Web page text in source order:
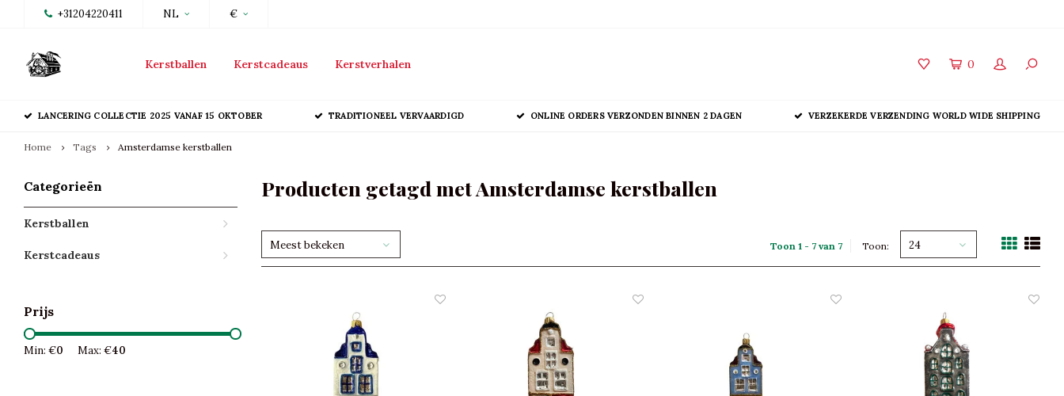
+31204220411 NL €
Kerstballen Kerstcadeaus Kerstverhalen 0
LANCERING COLLECTIE 2025 VANAF 15 OKTOBER TRADITIONEEL VERVAARDIGD ONLINE ORDERS VERZONDEN BINNEN 2 DAGEN VERZEKERDE VERZENDING WORLD WIDE SHIPPING
Home Tags Amsterdamse kerstballen
Categorieën
Kerstballen
Kerstcadeaus
Prijs
Min: €0 Max: €40
Producten getagd met Amsterdamse kerstballen
Meest bekeken Toon 1 - 7 van 7 Toon: 24